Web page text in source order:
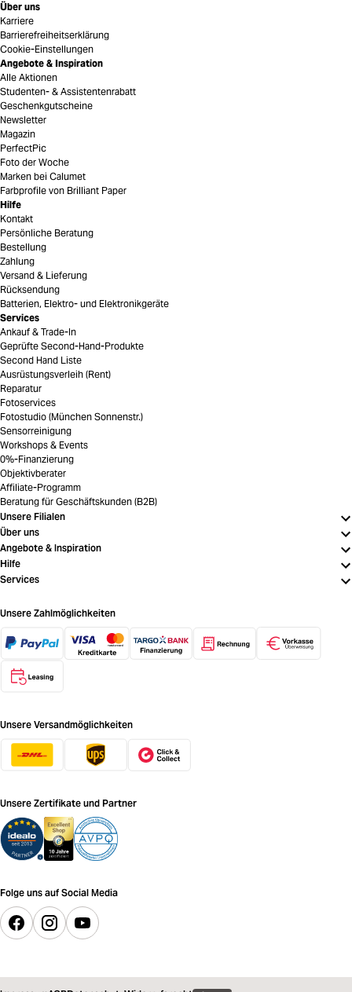
Über uns
Karriere
Barrierefreiheitserklärung
Cookie-Einstellungen
Angebote & Inspiration
Alle Aktionen
Studenten- & Assistentenrabatt
Geschenkgutscheine
Newsletter
Magazin
PerfectPic
Foto der Woche
Marken bei Calumet
Farbprofile von Brilliant Paper
Hilfe
Kontakt
Persönliche Beratung
Bestellung
Zahlung
Versand & Lieferung
Rücksendung
Batterien, Elektro- und Elektronikgeräte
Services
Ankauf & Trade-In
Geprüfte Second-Hand-Produkte
Second Hand Liste
Ausrüstungsverleih (Rent)
Reparatur
Fotoservices
Fotostudio (München Sonnenstr.)
Sensorreinigung
Workshops & Events
0%-Finanzierung
Objektivberater
Affiliate-Programm
Beratung für Geschäftskunden (B2B)
Unsere Filialen
Über uns
Angebote & Inspiration
Hilfe
Services
Unsere Zahlmöglichkeiten
Unsere Versandmöglichkeiten
Unsere Zertifikate und Partner
Folge uns auf Social Media